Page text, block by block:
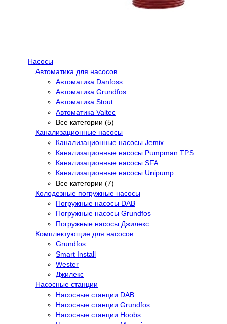
Насосы
Автоматика для насосов
Автоматика Danfoss
Автоматика Grundfos
Автоматика Stout
Автоматика Valtec
Все категории (5)
Канализационные насосы
Канализационные насосы Jemix
Канализационные насосы Pumpman TPS
Канализационные насосы SFA
Канализационные насосы Unipump
Все категории (7)
Колодезные погружные насосы
Погружные насосы DAB
Погружные насосы Grundfos
Погружные насосы Джилекс
Комплектующие для насосов
Grundfos
Smart Install
Wester
Джилекс
Насосные станции
Насосные станции DAB
Насосные станции Grundfos
Насосные станции Hoobs